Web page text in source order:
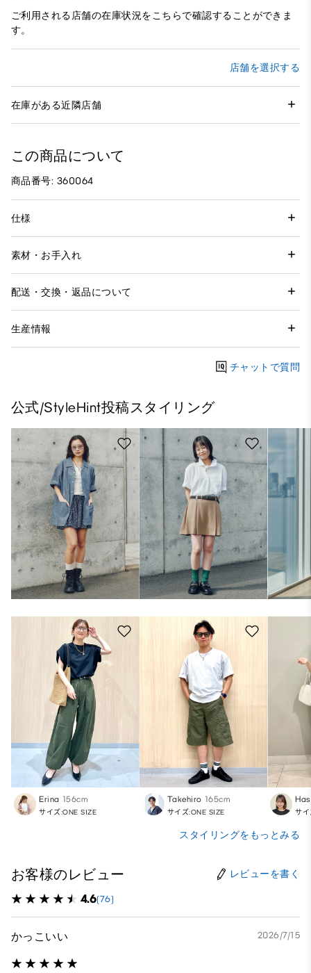
ご利用される店舗の在庫状況をこちらで確認することができま
す。
店舗を選択する
在庫がある近隣店舗
この商品について
商品番号: 360064
仕様
素材・お手入れ
配送・交換・返品について
生産情報
チャットで質問
公式/StyleHint投稿スタイリング
Erina 156cm
サイズ:ONE SIZE
Takehiro 165cm
サイズ:ONE SIZE サ
スタイリングをもっとみる
お客様のレビュー レビューを書く
4.6(76)
かっこいい 2026/7/15